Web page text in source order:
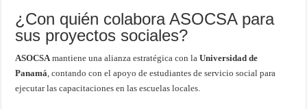
¿Con quién colabora ASOCSA para
sus proyectos sociales?
ASOCSAmantiene una alianza estratégica con laUniversidad de
Panamá, contando con el apoyo de estudiantes de servicio social para
ejecutar las capacitaciones en las escuelas locales.